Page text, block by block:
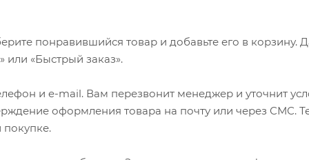
понравившийся товар и добавьте его в корзину.
или «Быстрый заказ».
и e-mail. Вам перезвонит менеджер и уточнит
оформления товара на почту или через СМС.
покупке.